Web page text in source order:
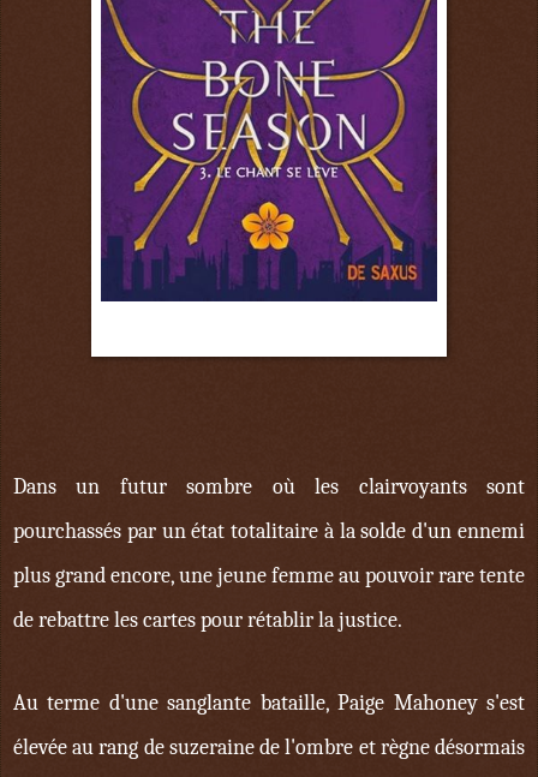
Dans un futur sombre où les clairvoyants sont
pourchassés par un état totalitaire à la solde d'un ennemi
plus grand encore, une jeune femme au pouvoir rare tente
de rebattre les cartes pour rétablir la justice.
Au terme d'une sanglante bataille, Paige Mahoney s'est
élevée au rang de suzeraine de l'ombre et règne désormais